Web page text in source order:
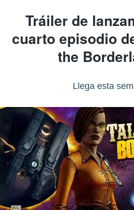
Tráiler de
cuarto episodio
the
Llega esta